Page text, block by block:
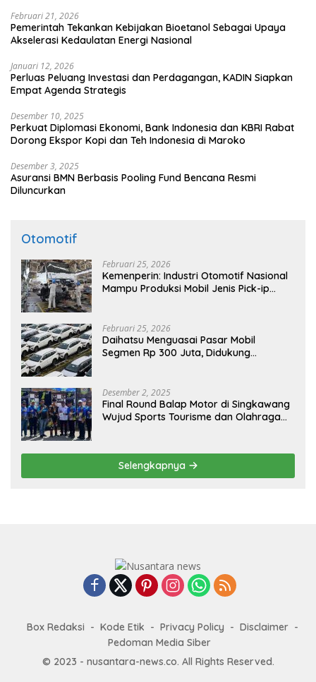
Februari 21, 2026
Pemerintah Tekankan Kebijakan Bioetanol Sebagai Upaya
Akselerasi Kedaulatan Energi Nasional
Januari 12, 2026
Perluas Peluang Investasi dan Perdagangan, KADIN Siapkan
Empat Agenda Strategis
Desember 10, 2025
Perkuat Diplomasi Ekonomi, Bank Indonesia dan KBRI Rabat
Dorong Ekspor Kopi dan Teh Indonesia di Maroko
Desember 3, 2025
Asuransi BMN Berbasis Pooling Fund Bencana Resmi
Diluncurkan
Otomotif
Februari 25, 2026
Kemenperin: Industri Otomotif Nasional
Mampu Produksi Mobil Jenis Pick-ip
Februari 25, 2026
Daihatsu Menguasai Pasar Mobil
Segmen Rp 300 Juta, Didukung
Desember 2, 2025
Final Round Balap Motor di Singkawang
Wujud Sports Tourisme dan Olahraga
Selengkapnya
Box Redaksi Kode Etik Privacy Policy
Disclaimer
Pedoman Media Siber
© 2023 - nusantara-news.co. All Rights Reserved.